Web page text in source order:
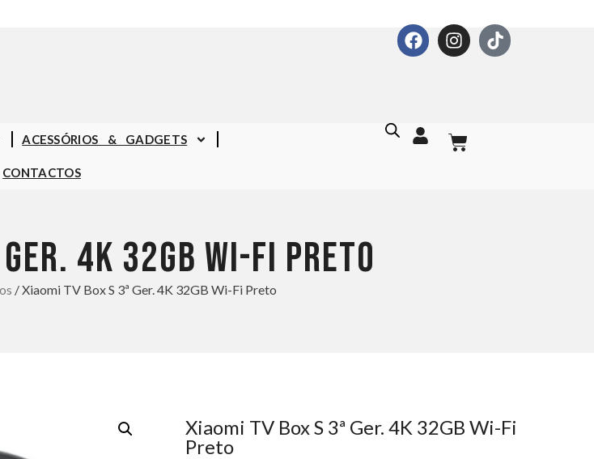
ACESSÓRIOS & GADGETS
CONTACTOS
4K 32GB WI-FI PRETO
/ Xiaomi TV Box S 3ª Ger. 4K 32GB Wi-Fi Preto
Xiaomi TV Box S 3ª Ger. 4K 32GB Wi-Fi
Preto